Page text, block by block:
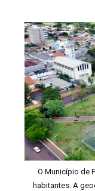
O Município de
habitantes. A